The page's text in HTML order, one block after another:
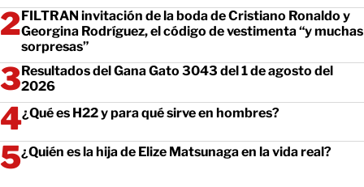
FILTRAN invitación de la boda de Cristiano Ronaldo y
Georgina Rodríguez, el código de vestimenta “y muchas
sorpresas”
Resultados del Gana Gato 3043 del 1 de agosto del
2026
¿Qué es H22 y para qué sirve en hombres?
¿Quién es la hija de Elize Matsunaga en la vida real?